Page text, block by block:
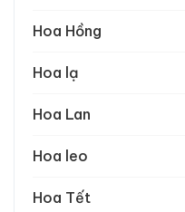
Hoa Hồng
Hoa lạ
Hoa Lan
Hoa leo
Hoa Tết